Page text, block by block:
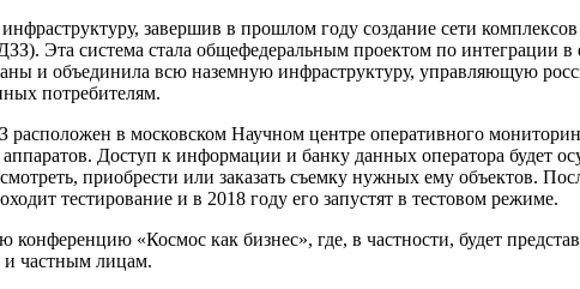
завершив в прошлом году создание сети
Эта система стала общефедеральным проектом по интеграции в
и объединила всю наземную инфраструктуру, управляющую
потребителям.
расположен в московском Научном центре оперативного
Доступ к информации и банку данных оператора будет
приобрести или заказать съемку нужных ему объектов.
тестирование и в 2018 году его запустят в тестовом режиме.
«Космос как бизнес», где, в частности, будет
и частным лицам.